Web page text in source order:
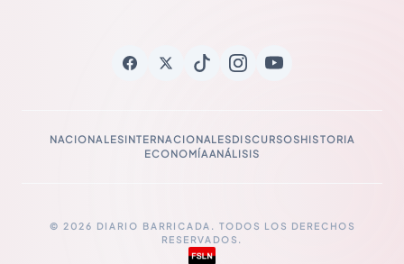
NACIONALESINTERNACIONALESDISCURSOSHISTORIA
ECONOMÍAANÁLISIS
© 2026 DIARIO BARRICADA. TODOS LOS DERECHOS
RESERVADOS.